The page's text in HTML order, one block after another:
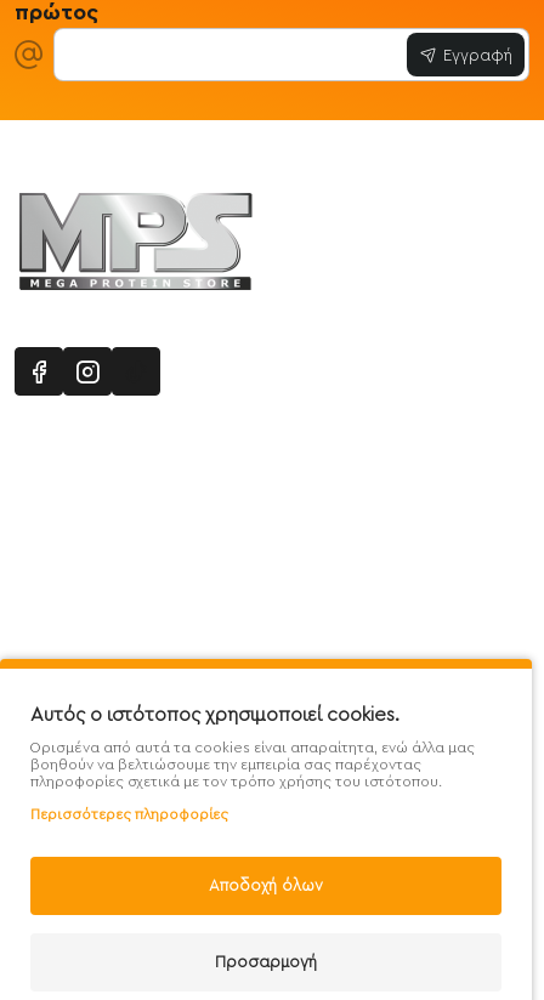
πρώτος
Εγγραφή
Προσφορές - Clearence GDPR
Χονδρική
Handcrafted with 💙 in Athens
Αυτός ο ιστότοπος χρησιμοποιεί cookies.
Ορισμένα από αυτά τα cookies είναι απαραίτητα, ενώ άλλα μας
βοηθούν να βελτιώσουμε την εμπειρία σας παρέχοντας
πληροφορίες σχετικά με τον τρόπο χρήσης του ιστότοπου.
Περισσότερες πληροφορίες
Αποδοχή όλων
Προσαρμογή